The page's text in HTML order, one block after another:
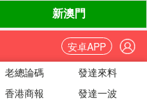
安卓APP
老總論碼
發達來料
香港商報
發達一波